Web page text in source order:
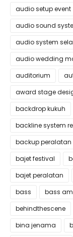
audio setup event
audio sound
audio system
audio wedding
auditorium
award stage
backdrop kukuh
backline system
backup peralatan
bajet festival
bajet peralatan
bass
bass
behindthescene
bina jenama